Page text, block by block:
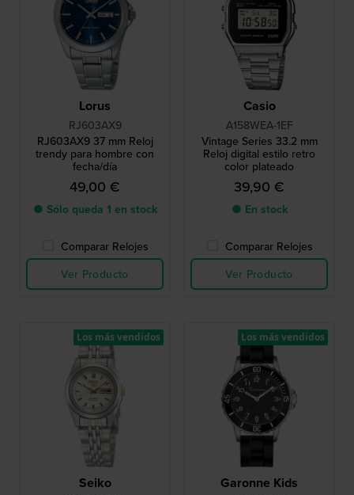
Lorus
RJ603AX9
RJ603AX9 37 mm Reloj
trendy para hombre con
fecha/día
49,00 €
● Sólo queda 1 en stock
Comparar Relojes
Ver Producto
Casio
A158WEA-1EF
Vintage Series 33.2 mm
Reloj digital estilo retro
color plateado
39,90 €
● En stock
Comparar Relojes
Ver Producto
Seiko
Los más vendidos
Garonne Kids
Los más vendidos